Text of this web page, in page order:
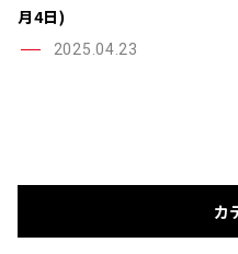
月4日)
2025.04.23
カ